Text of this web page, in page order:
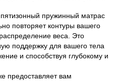
пружинный матрас
повторяет контуры вашего
веса. Это
поддержку для вашего тела
и способствуя глубокому и
предоставляет вам